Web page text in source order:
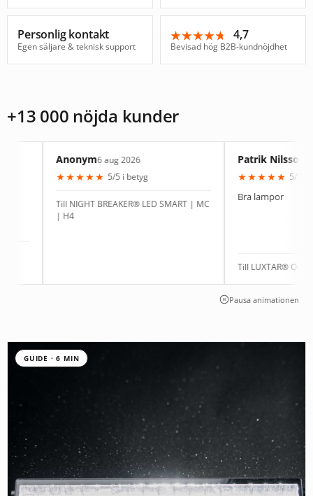
Personlig kontakt
Egen säljare & teknisk support
★★★★★
★★★★★ 4,7
Bevisad hög B2B-kundnöjdhet
+13 000 nöjda kunder
Anonym6 aug 2026
★ 5/5 i betyg
Till NIGHT BREAKER® LED SMART | MC
Patrik Nilsson4 aug 2026
★ 5/5 i betyg
Bra lampor
Till LUXTAR® Onyx | 9012
Pausa animationen
GUIDE · 6 MIN